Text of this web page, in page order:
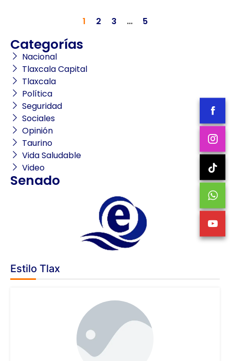
1 2 3 … 5
Categorías
Nacional
Tlaxcala Capital
Tlaxcala
Política
Seguridad
Sociales
Opinión
Taurino
Vida Saludable
Video
Senado
Estilo Tlax